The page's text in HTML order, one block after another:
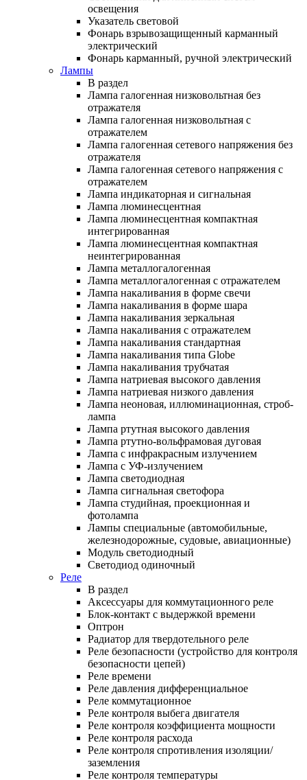
освещения
Указатель световой
Фонарь взрывозащищенный карманный
электрический
Фонарь карманный, ручной электрический
Лампы
В раздел
Лампа галогенная низковольтная без
отражателя
Лампа галогенная низковольтная с
отражателем
Лампа галогенная сетевого напряжения без
отражателя
Лампа галогенная сетевого напряжения с
отражателем
Лампа индикаторная и сигнальная
Лампа люминесцентная
Лампа люминесцентная компактная
интегрированная
Лампа люминесцентная компактная
неинтегрированная
Лампа металлогалогенная
Лампа металлогалогенная с отражателем
Лампа накаливания в форме свечи
Лампа накаливания в форме шара
Лампа накаливания зеркальная
Лампа накаливания с отражателем
Лампа накаливания стандартная
Лампа накаливания типа Globe
Лампа накаливания трубчатая
Лампа натриевая высокого давления
Лампа натриевая низкого давления
Лампа неоновая, иллюминационная, строб-
лампа
Лампа ртутная высокого давления
Лампа ртутно-вольфрамовая дуговая
Лампа с инфракрасным излучением
Лампа с УФ-излучением
Лампа светодиодная
Лампа сигнальная светофора
Лампа студийная, проекционная и
фотолампа
Лампы специальные (автомобильные,
железнодорожные, судовые, авиационные)
Модуль светодиодный
Светодиод одиночный
Реле
В раздел
Аксессуары для коммутационного реле
Блок-контакт с выдержкой времени
Оптрон
Радиатор для твердотельного реле
Реле безопасности (устройство для контроля
безопасности цепей)
Реле времени
Реле давления дифференциальное
Реле коммутационное
Реле контроля выбега двигателя
Реле контроля коэффициента мощности
Реле контроля расхода
Реле контроля спротивления изоляции/
заземления
Реле контроля температуры